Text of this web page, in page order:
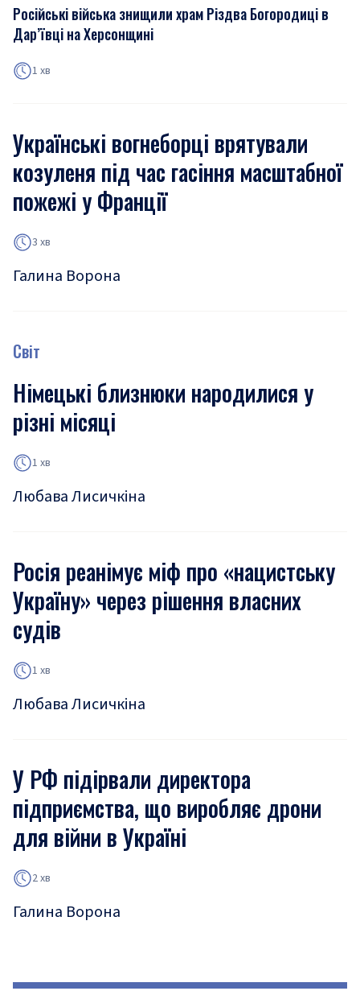
Російські війська знищили храм Різдва Богородиці в
Дар’ївці на Херсонщині
1 хв
Українські вогнеборці врятували
козуленя під час гасіння масштабної
пожежі у Франції
3 хв
Галина Ворона
Світ
Німецькі близнюки народилися у
різні місяці
1 хв
Любава Лисичкіна
Росія реанімує міф про «нацистську
Україну» через рішення власних
судів
1 хв
Любава Лисичкіна
У РФ підірвали директора
підприємства, що виробляє дрони
для війни в Україні
2 хв
Галина Ворона